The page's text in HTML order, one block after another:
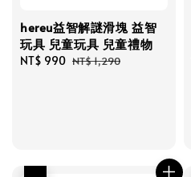
hereu益智解謎滑塊 益智
玩具 兒童玩具 兒童禮物
Sale
NT$ 990 Regular
NT$ 1,290